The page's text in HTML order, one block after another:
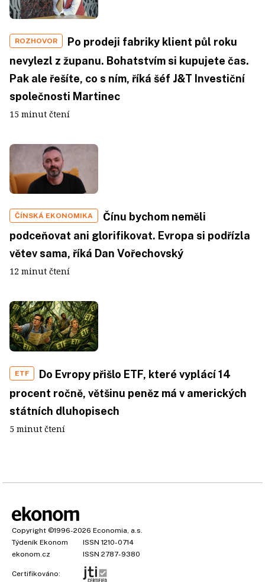
ROZHOVOR
Po prodeji fabriky klient půl roku
nevylezl z županu. Bohatstvím si kupujete čas.
Pak ale řešíte, co s ním, říká šéf J&T Investiční
společnosti Martinec
15 minut čtení
ČÍNSKÁ EKONOMIKA
Čínu bychom neměli
podceňovat ani glorifikovat. Evropa si podřízla
větev sama, říká Dan Vořechovský
12 minut čtení
ETF
Do Evropy přišlo ETF, které vyplácí 14
procent ročně, většinu peněz má v amerických
státních dluhopisech
5 minut čtení
Copyright ©1996-2026 Economia, a.s.
Týdeník Ekonom
ISSN 1210-0714
ekonom.cz
ISSN 2787-9380
Certifikováno: